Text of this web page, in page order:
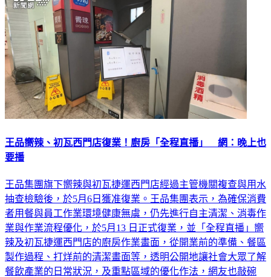
王品嚮辣、初瓦西門店復業！廚房「全程直播」 網：晚上也
要播
王品集團旗下嚮辣與初瓦捷運西門店經過主管機關複查與用水
抽查檢驗後，於5月6日獲准復業。王品集團表示，為確保消費
者用餐與員工作業環境健康無虞，仍先進行自主清潔、消毒作
業與作業流程優化，於5月13 日正式復業，並「全程直播」嚮
辣及初瓦捷運西門店的廚房作業畫面，從開業前的準備、餐區
製作過程、打烊前的清潔畫面等，透明公開地讓社會大眾了解
餐飲產業的日常狀況，及重點區域的優化作法，網友也敲碗